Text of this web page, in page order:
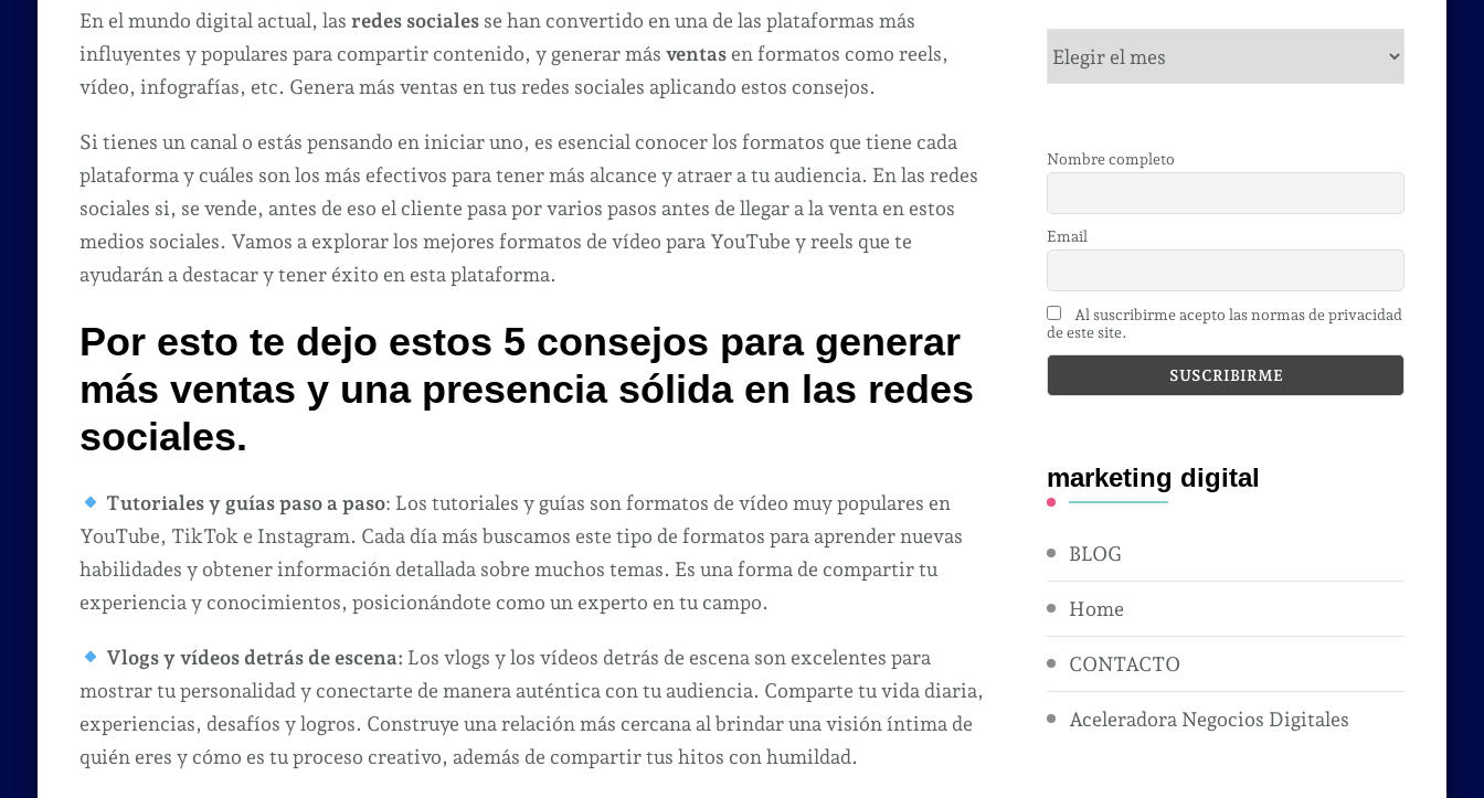
Tips
para
generar
más
un
experto
sociales
En el mundo digital actual, las redes socialesse han convertido en una de las plataformas más
influyentes y populares para compartir contenido, y generar más ventasen formatos como reels,
vídeo, infografías, etc. Genera más ventas en tus redes sociales aplicando estos consejos.
Si tienes un canal o estás pensando en iniciar uno, es esencial conocer los formatos que tiene cada
plataforma y cuáles son los más efectivos para tener más alcance y atraer a tu audiencia. En las redes
sociales si, se vende, antes de eso el cliente pasa por varios pasos antes de llegar a la venta en estos
medios sociales. Vamos a explorar los mejores formatos de vídeo para YouTube y reels que te
ayudarán a destacar y tener éxito en esta plataforma.
Por esto te dejo estos 5 consejos para generar
más ventas y una presencia sólida en las redes
sociales.
Tutoriales y guías paso a paso: Los tutoriales y guías son formatos de vídeo muy populares en
YouTube, TikTok e Instagram. Cada día más buscamos este tipo de formatos para aprender nuevas
habilidades y obtener información detallada sobre muchos temas. Es una forma de compartir tu
experiencia y conocimientos, posicionándote como un experto en tu campo.
Vlogs y vídeos detrás de escena: Los vlogs y los vídeos detrás de escena son excelentes para
mostrar tu personalidad y conectarte de manera auténtica con tu audiencia. Comparte tu vida diaria,
experiencias, desafíos y logros. Construye una relación más cercana al brindar una visión íntima de
quién eres y cómo es tu proceso creativo, además de compartir tus hitos con humildad.
cursos
Nombre completo
Email
Al suscribirme acepto las normas de privacidad
de este site.
marketing digital
BLOG
Home
CONTACTO
Aceleradora Negocios Digitales